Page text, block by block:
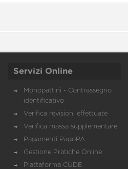
Servizi Online
Monopattini - Contrassegno
identificativo
Verifica revisioni effettuate
Verifica massa supplementare
Pagamenti PagoPA
Gestione Pratiche Online
Piattaforma CUDE